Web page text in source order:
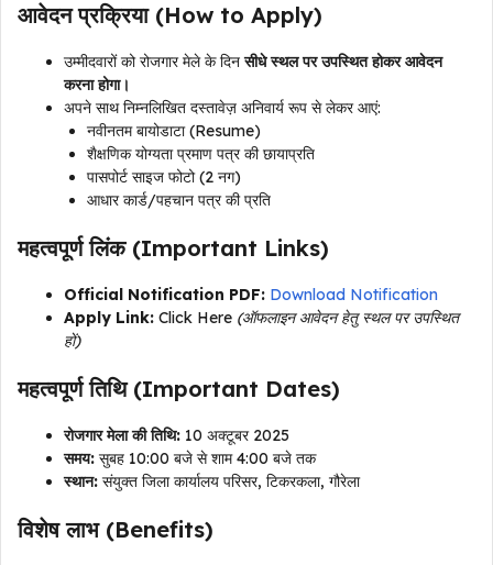
आवेदन प्रक्रिया (How to Apply)
उम्मीदवारों को रोजगार मेले के दिनसीधे स्थल पर उपस्थित होकर आवेदन
करना होगा।
अपने साथ निम्नलिखित दस्तावेज़ अनिवार्य रूप से लेकर आएं:
नवीनतम बायोडाटा (Resume)
शैक्षणिक योग्यता प्रमाण पत्र की छायाप्रति
पासपोर्ट साइज फोटो (2 नग)
आधार कार्ड/पहचान पत्र की प्रति
महत्वपूर्ण लिंक (Important Links)
Official Notification PDF: Download Notification
Apply Link: Click Here (ऑफलाइन आवेदन हेतु स्थल पर उपस्थित
हों)
महत्वपूर्ण तिथि (Important Dates)
रोजगार मेला की तिथि: 10 अक्टूबर 2025
समय: सुबह 10:00 बजे से शाम 4:00 बजे तक
स्थान: संयुक्त जिला कार्यालय परिसर, टिकरकला, गौरेला
विशेष लाभ (Benefits)